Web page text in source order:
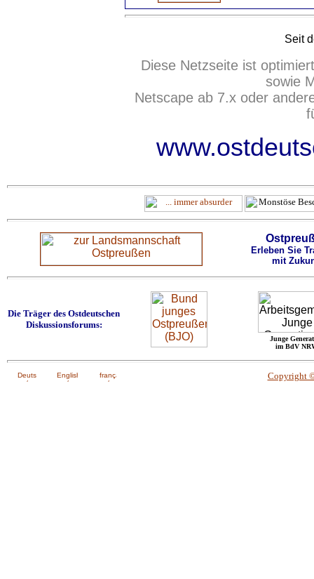
Seit
Diese Netzseite ist
sowie
Netscape ab 7.x oder
Erleben Sie
mit
Die Träger des Ostdeutschen
Diskussionsforums:
Junge
im BdV
Copyright